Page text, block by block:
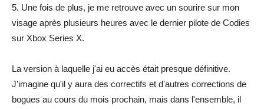
5. Une fois de plus, je me retrouve avec un sourire sur mon
visage après plusieurs heures avec le dernier pilote de Codies
sur Xbox Series X.
La version à laquelle j'ai eu accès était presque définitive.
J'imagine qu'il y aura des correctifs et d'autres corrections de
bogues au cours du mois prochain, mais dans l'ensemble, il